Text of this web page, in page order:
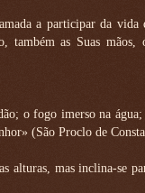
a participar da
também as Suas
o fogo imerso na
(São Proclo de
alturas, mas inclina-se